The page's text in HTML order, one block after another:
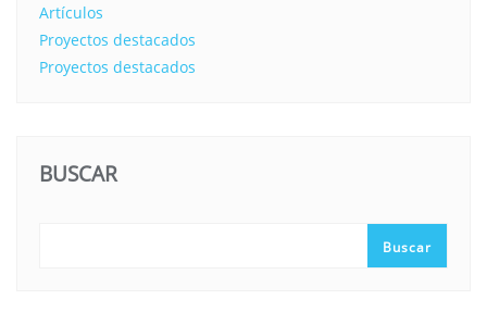
Artículos
Proyectos destacados
Proyectos destacados
BUSCAR
Buscar